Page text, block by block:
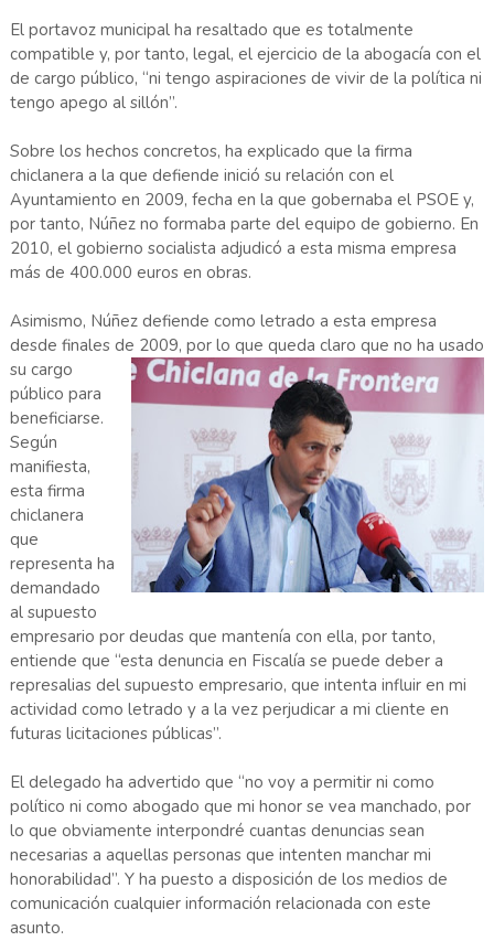
El portavoz municipal ha resaltado que es totalmente
compatible y, por tanto, legal, el ejercicio de la abogacía con el
de cargo público, “ni tengo aspiraciones de vivir de la política ni
tengo apego al sillón”.
Sobre los hechos concretos, ha explicado que la firma
chiclanera a la que defiende inició su relación con el
Ayuntamiento en 2009, fecha en la que gobernaba el PSOE y,
por tanto, Núñez no formaba parte del equipo de gobierno. En
2010, el gobierno socialista adjudicó a esta misma empresa
más de 400.000 euros en obras.
Asimismo, Núñez defiende como letrado a esta empresa
desde finales de 2009, por lo que queda claro que no ha usado
su cargo
público para
beneficiarse.
Según
manifiesta,
esta firma
chiclanera
que
representa ha
demandado
al supuesto
empresario por deudas que mantenía con ella, por tanto,
entiende que “esta denuncia en Fiscalía se puede deber a
represalias del supuesto empresario, que intenta influir en mi
actividad como letrado y a la vez perjudicar a mi cliente en
futuras licitaciones públicas”.
El delegado ha advertido que “no voy a permitir ni como
político ni como abogado que mi honor se vea manchado, por
lo que obviamente interpondré cuantas denuncias sean
necesarias a aquellas personas que intenten manchar mi
honorabilidad”. Y ha puesto a disposición de los medios de
comunicación cualquier información relacionada con este
asunto.